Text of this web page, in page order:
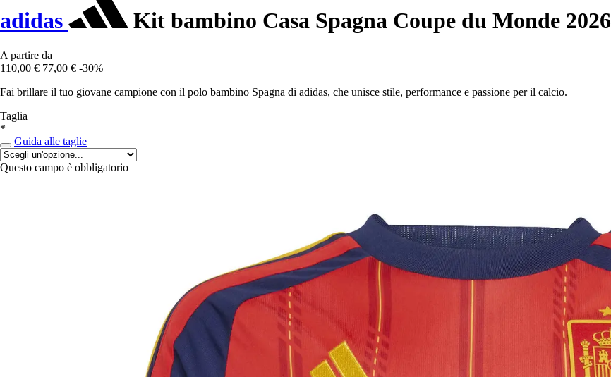
adidas Kit bambino Casa Spagna Coupe du Monde 2026
A partire da
110,00 € 77,00 € -30%
Fai brillare il tuo giovane campione con il polo bambino Spagna di adidas, che unisce stile, performance e passione per il calcio.
Taglia
*
Guida alle taglie
Questo campo è obbligatorio